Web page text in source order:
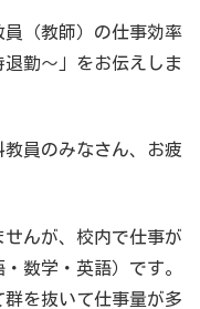
（教師）の仕事効率
勤〜」をお伝えしま
員のみなさん、お疲
んが、校内で仕事が
数学・英語）です。
を抜いて仕事量が多